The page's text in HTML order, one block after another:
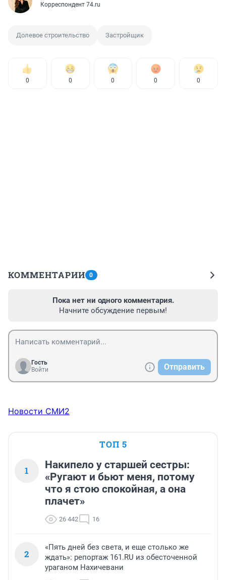
Корреспондент 74.ru
Долевое строительство Застройщик
0 0 0 0 0
КОММЕНТАРИИ 0
Пока нет ни одного комментария.
Начните обсуждение первым!
Гость
Войти
Отправить
Новости СМИ2
ТОП 5
1
Накипело у старшей сестры:
«Ругают и бьют меня, потому
что я стою спокойная, а она
плачет»
26 442 16
2
«Пять дней без света, и еще столько же
ждать»: репортаж 161.RU из обесточенной
ураганом Нахичевани